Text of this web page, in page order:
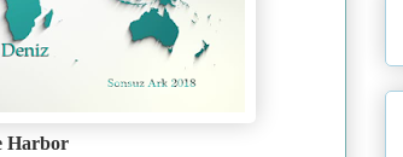
Harbor